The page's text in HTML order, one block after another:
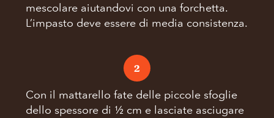
mescolare aiutandovi con una forchetta.
L’impasto deve essere di media consistenza.
2
Con il mattarello fate delle piccole sfoglie
dello spessore di ½ cm e lasciate asciugare